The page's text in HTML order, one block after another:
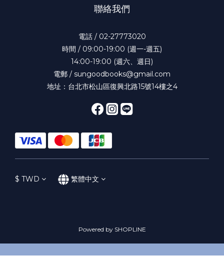
聯絡我們
電話 / 02-27773020
時間 / 09:00-19:00 (週一-週五)
14:00-19:00 (週六、週日)
電郵 / sungoodbooks@gmail.com
地址：台北市松山區復興北路15號14樓之4
$ TWD 繁體中文
Powered by SHOPLINE